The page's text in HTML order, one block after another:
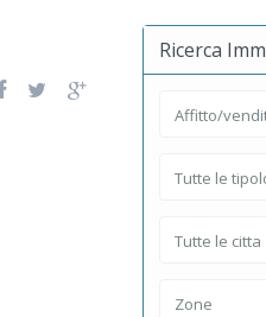
Ricerca
Affitto/
Tutte le
Tutte le citta
Zone